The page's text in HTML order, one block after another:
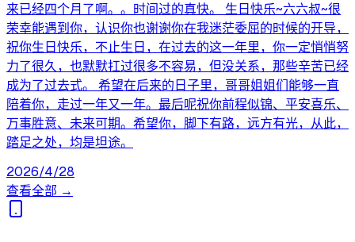
来已经四个月了啊。。时间过的真快。 生日快乐~六六叔~很
荣幸能遇到你，认识你也谢谢你在我迷茫委屈的时候的开导，
祝你生日快乐，不止生日，在过去的这一年里，你一定悄悄努
力了很久，也默默扛过很多不容易，但没关系，那些辛苦已经
成为了过去式。 希望在后来的日子里，哥哥姐姐们能够一直
陪着你，走过一年又一年。最后呢祝你前程似锦、平安喜乐、
万事胜意、未来可期。希望你，脚下有路，远方有光，从此，
踏足之处，均是坦途。
2026/4/28
查看全部 →